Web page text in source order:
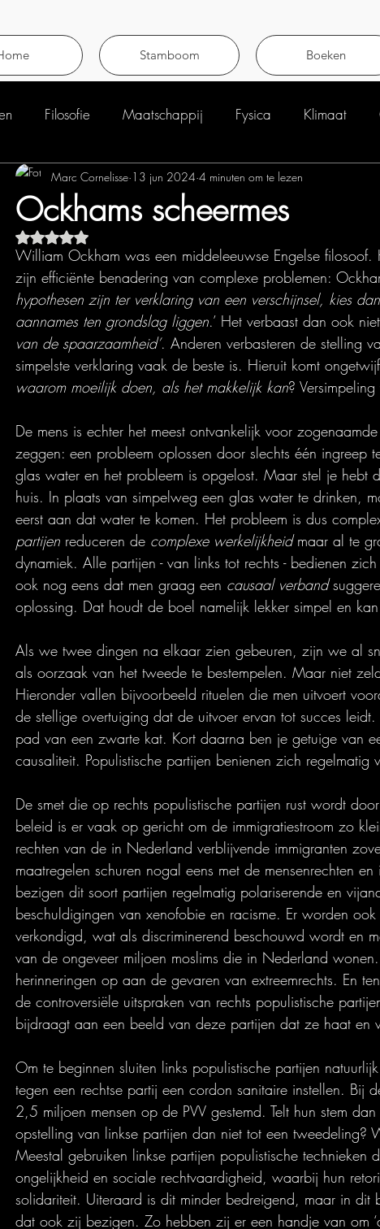
Stamboom Boeken
Filosofie Maatschappij Fysica Klimaat
Ockhams scheermes
Marc Cornelisse 13 jun 2024 4 minuten om te lezen
Beoordeeld met NaN uit 5 sterren.
William Ockham was een middeleeuwse Engelse
zijn efficiënte benadering van complexe problemen:
hypothesen zijn ter verklaring van een verschijnsel, kies
aannames ten grondslag liggen.’ Het verbaast dan ook
van de spaarzaamheid’. Anderen verbasteren de stelling
simpelste verklaring vaak de beste is. Hieruit komt
waarom moeilijk doen, als het makkelijk kan?
De mens is echter het meest ontvankelijk voor zogenaamde
zeggen: een probleem oplossen door slechts één ingreep
glas water en het probleem is opgelost. Maar stel je hebt
huis. In plaats van simpelweg een glas water te drinken,
eerst aan dat water te komen. Het probleem is dus
partijen reduceren de complexe werkelijkheid maar al te
dynamiek. Alle partijen - van links tot rechts - bedienen
ook nog eens dat men graag een causaal verband
oplossing. Dat houdt de boel namelijk lekker simpel en
Als we twee dingen na elkaar zien gebeuren, zijn we al
als oorzaak van het tweede te bestempelen. Maar niet
Hieronder vallen bijvoorbeeld rituelen die men uitvoert
de stellige overtuiging dat de uitvoer ervan tot succes
pad van een zwarte kat. Kort daarna ben je getuige van
causaliteit. Populistische partijen benienen zich regelmatig
De smet die op rechts populistische partijen rust wordt
beleid is er vaak op gericht om de immigratiestroom zo
rechten van de in Nederland verblijvende immigranten
maatregelen schuren nogal eens met de mensenrechten
bezigen dit soort partijen regelmatig polariserende en
beschuldigingen van xenofobie en racisme. Er worden
verkondigd, wat als discriminerend beschouwd wordt en
van de ongeveer miljoen moslims die in Nederland
herinneringen op aan de gevaren van extreemrechts. En
de controversiële uitspraken van rechts populistische
bijdraagt aan een beeld van deze partijen dat ze haat en
Om te beginnen sluiten links populistische partijen
tegen een rechtse partij een cordon sanitaire instellen. Bij
2,5 miljoen mensen op de PVV gestemd. Telt hun stem
opstelling van linkse partijen dan niet tot een tweedeling?
Meestal gebruiken linkse partijen populistische technieken
ongelijkheid en sociale rechtvaardigheid, waarbij hun
solidariteit. Uiteraard is dit minder bedreigend, maar in
dat ook zij bezigen. Zo hebben zij er een handje van om